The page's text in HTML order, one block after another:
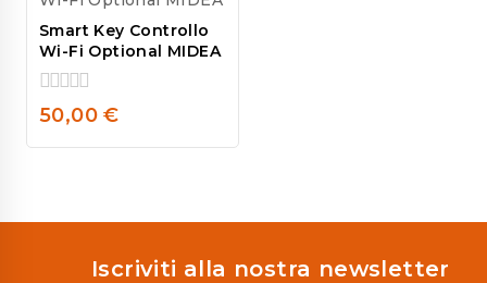
Smart Key Controllo
Wi-Fi Optional MIDEA
0
of
50,00€
Iscriviti alla nostra newsletter